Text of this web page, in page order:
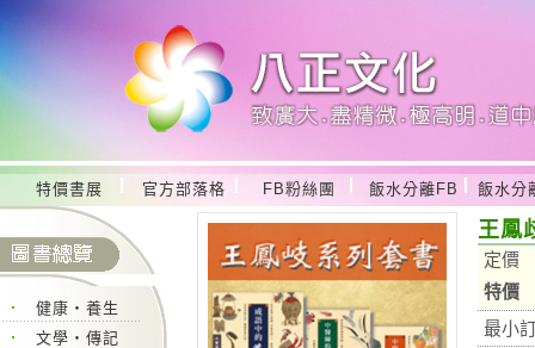
特價書展 官方部落格 FB粉絲團 飯水分離FB 飯水分
健康‧養生
文學‧傳記
王鳳
定價
特價
最小